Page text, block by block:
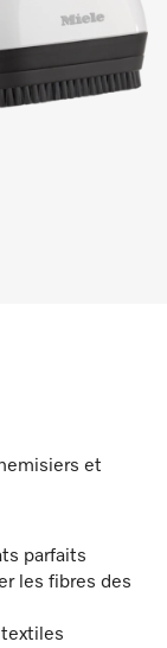
et
parfaits
les fibres des